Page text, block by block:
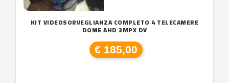
KIT VIDEOSORVEGLIANZA COMPLETO 4 TELECAMERE
DOME AHD 3MPX DV
€ 185,00